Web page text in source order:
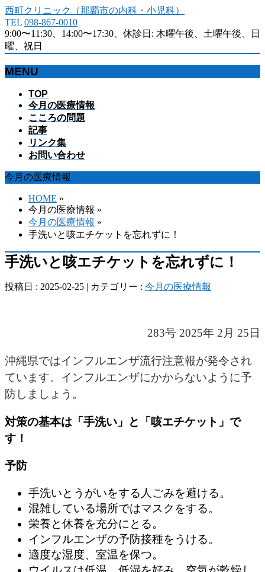
西町クリニック（那覇市の内科・小児科）
TEL 098-867-0010
9:00〜11:30、14:00〜17:30、休診日: 木曜午後、土曜午後、日
曜、祝日
MENU
ば
す
TOP
今月の医療情報
こころの問題
記事
リンク集
お問い合わせ
今月の医療情報
HOME »
今月の医療情報 »
今月の医療情報 »
手洗いと咳エチケットを忘れずに！
手洗いと咳エチケットを忘れずに！
投稿日 : 2025-02-25 | カテゴリー : 今月の医療情報
283号 2025年 2月 25日
沖縄県ではインフルエンザ流行注意報が発令され
ています。インフルエンザにかからないように予
防しましょう。
対策の基本は「手洗い」と「咳エチケット」で
す！
予防
手洗いとうがいをする人ごみを避ける。
混雑している場所ではマスクをする。
栄養と休養を充分にとる。
インフルエンザの予防接種をうける。
適度な湿度、室温を保つ。